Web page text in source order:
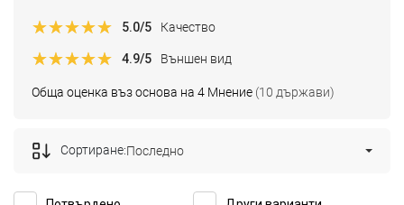
Обща оценка въз основа на 4 Мнение (10 държави)
5.0/5 Качество
4.9/5 Външен вид
Сортиране:Последно